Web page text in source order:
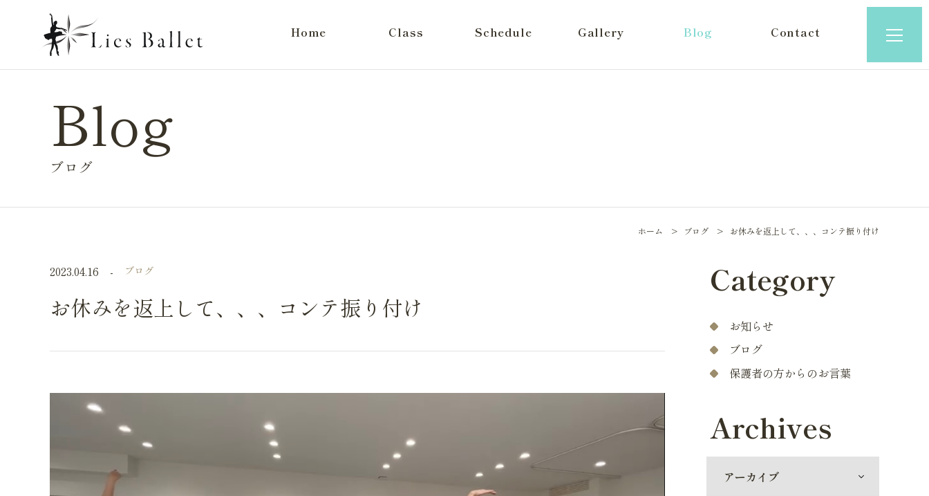
Home Class Schedule Gallery Blog Contact
ブログ
ホーム ブログ お休みを返上して、、、コンテ振り付け
お休みを返上して、、、コンテ振り付け
2023.04.16 ブログ Category
お知らせ
ブログ
保護者の方からのお言葉
Archives